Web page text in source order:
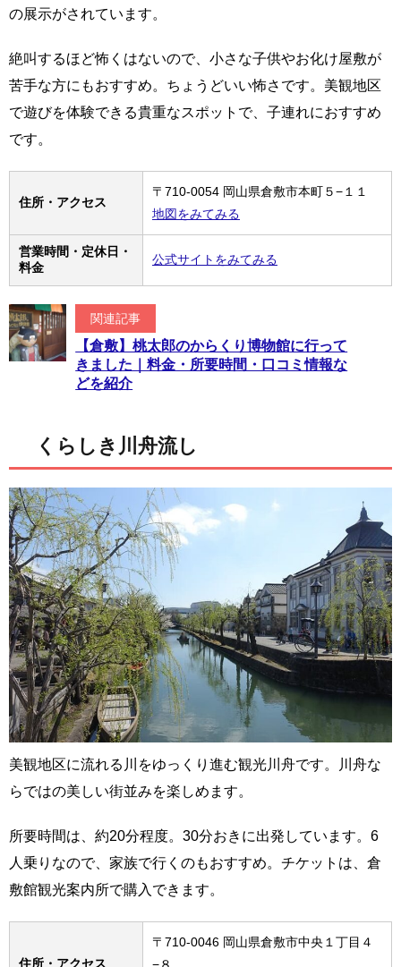
の展示がされています。
絶叫するほど怖くはないので、小さな子供やお化け屋敷が
苦手な方にもおすすめ。ちょうどいい怖さです。美観地区
で遊びを体験できる貴重なスポットで、子連れにおすすめ
です。
住所・アクセス
〒710-0054 岡山県倉敷市本町５−１１
地図をみてみる
営業時間・定休日・
料金
公式サイトをみてみる
関連記事
【倉敷】桃太郎のからくり博物館に行って
きました｜料金・所要時間・口コミ情報な
どを紹介
くらしき川舟流し
美観地区に流れる川をゆっくり進む観光川舟です。川舟な
らではの美しい街並みを楽しめます。
所要時間は、約20分程度。30分おきに出発しています。6
人乗りなので、家族で行くのもおすすめ。チケットは、倉
敷館観光案内所で購入できます。
住所・アクセス
〒710-0046 岡山県倉敷市中央１丁目４